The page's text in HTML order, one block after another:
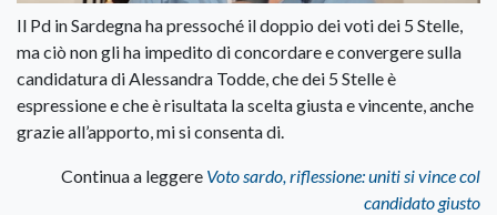
Il Pd in Sardegna ha pressoché il doppio dei voti dei 5 Stelle,
ma ciò non gli ha impedito di concordare e convergere sulla
candidatura di Alessandra Todde, che dei 5 Stelle è
espressione e che è risultata la scelta giusta e vincente, anche
grazie all’apporto, mi si consenta di.
Continua a leggere Voto sardo, riflessione: uniti si vince col
candidato giusto